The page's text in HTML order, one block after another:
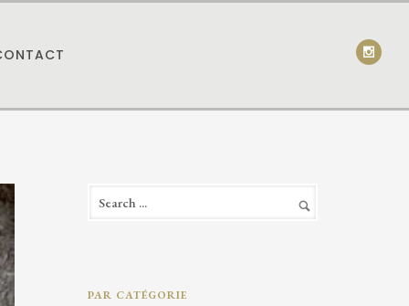
PAR CATÉGORIE